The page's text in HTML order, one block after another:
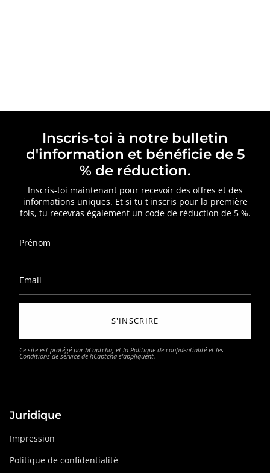
Inscris-toi à notre bulletin
d'information et bénéficie de 5
% de réduction.
Inscris-toi maintenant pour recevoir des offres et des
informations uniques. Et si tu t'inscris pour la première
fois, tu recevras également un code de réduction de 5 %.
S'INSCRIRE
Ce site est protégé par hCaptcha, et la Politique de confidentialité et les
Conditions de service de hCaptcha s’appliquent.
Juridique
Impression
Politique de confidentialité